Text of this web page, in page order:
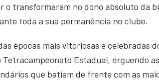
o transformaram no dono absoluto da
toda a sua permanência no clube.
épocas mais vitoriosas e celebradas
Estadual, erguendo as
que batiam de frente com as